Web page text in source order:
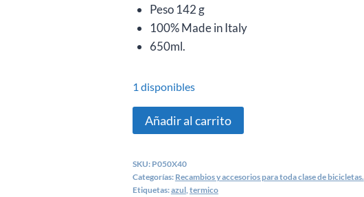
Peso 142 g
100% Made in Italy
650ml.
1 disponibles
Bote
de
para
ciclistas
Añadir al carrito
SKU: P050X40
Categorías: Recambios y accesorios para toda clase de bicicletas.
Etiquetas:azul, termico